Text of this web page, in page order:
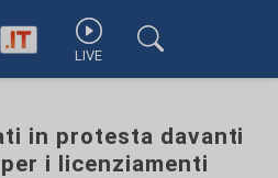
LIVE
in protesta davanti
i licenziamenti